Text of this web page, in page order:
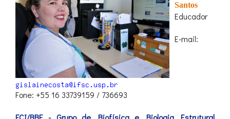
Santos
Educador
E-mail:
Fone: +55 16 33739159 / 736693